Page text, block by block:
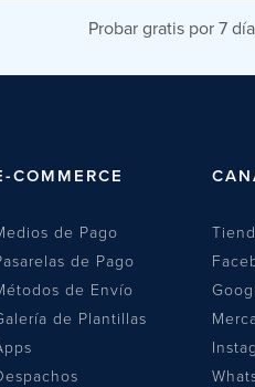
Probar gratis por 7
COMMERCE
de Pago
de Pago
de Envío
de Plantillas